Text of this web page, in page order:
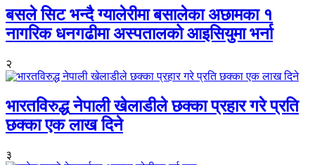
बसले सिट भन्दै ग्यालेरीमा बसालेका अछामका १
नागरिक धनगढीमा अस्पतालको आइसियुमा भर्ना
२
भारतविरुद्ध नेपाली खेलाडीले छक्का प्रहार गरे प्रति
छक्का एक लाख दिने
३